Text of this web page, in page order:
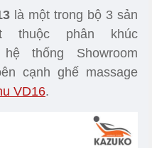
là một trong bộ 3 sản
thuộc phân khúc
thống Showroom
cạnh ghế massage
VD16.